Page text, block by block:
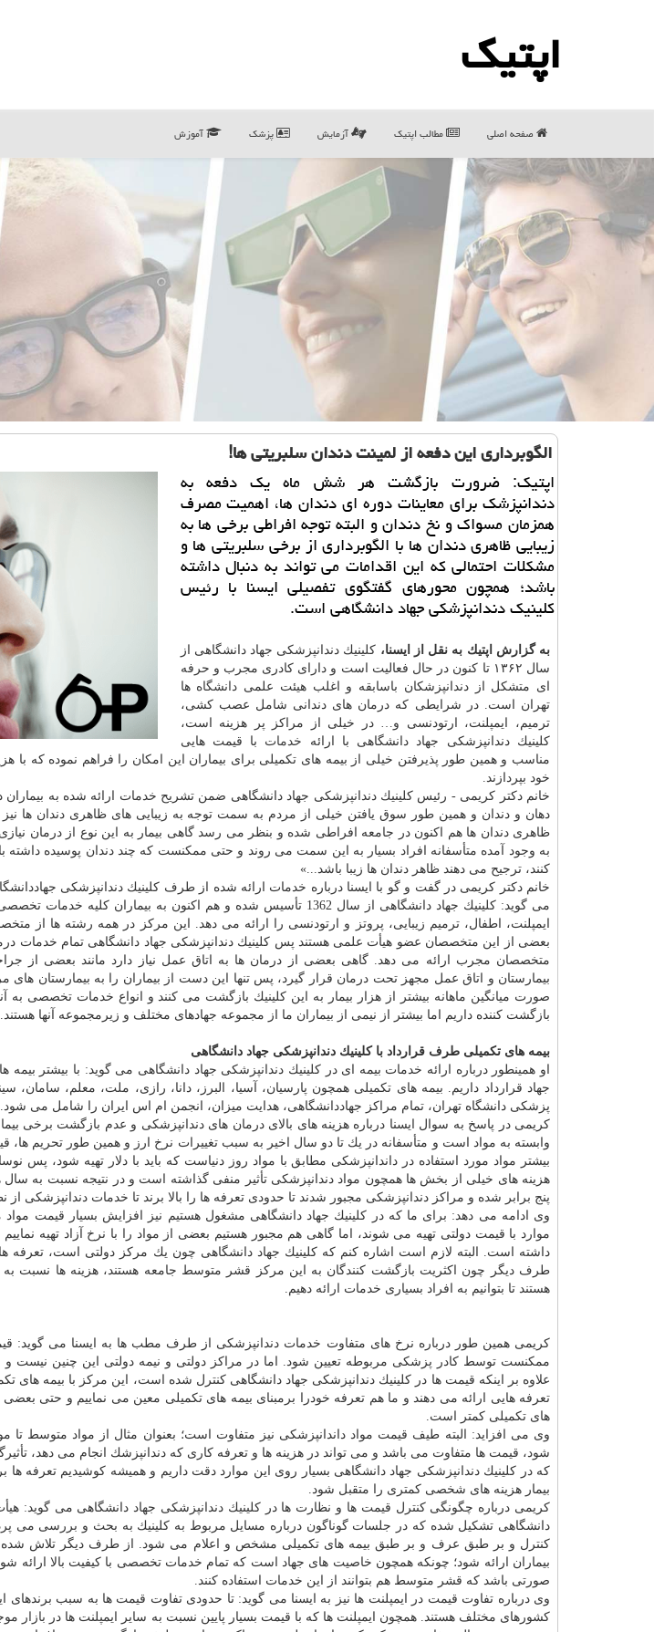
اپتیك
صفحه اصلی مطالب اپتیك آزمایش پزشک آموزش
الگوبرداری این دفعه از لمینت دندان سلبریتی ها!
اپتیك: ضرورت بازگشت هر شش ماه یك دفعه به
دندانپزشك برای معاینات دوره ای دندان ها، اهمیت مصرف
همزمان مسواك و نخ دندان و البته توجه افراطی برخی ها به
زیبایی ظاهری دندان ها با الگوبرداری از برخی سلبریتی ها و
مشكلات احتمالی كه این اقدامات می تواند به دنبال داشته
باشد؛ همچون محورهای گفتگوی تفصیلی ایسنا با رئیس
كلینیك دندانپزشكی جهاد دانشگاهی است.
به گزارش اپتیك به نقل از ایسنا، كلینیك دندانپزشكی جهاد دانشگاهی از
سال ۱۳۶۲ تا كنون در حال فعالیت است و دارای كادری مجرب و حرفه
ای متشكل از دندانپزشكان باسابقه و اغلب هیئت علمی دانشگاه ها
تهران است. در شرایطی كه درمان های دندانی شامل عصب كشی،
ترمیم، ایمپلنت، ارتودنسی و… در خیلی از مراكز پر هزینه است،
كلینیك دندانپزشكی جهاد دانشگاهی با ارائه خدمات با قیمت هایی
مناسب و همین طور پذیرفتن خیلی از بیمه های تكمیلی برای بیماران این امكان را فراهم نموده كه با
خود بپردازند.
خانم دكتر كریمی - رئیس كلینیك دندانپزشكی جهاد دانشگاهی ضمن تشریح خدمات ارائه شده به بیماران
دهان و دندان و همین طور سوق یافتن خیلی از مردم به سمت توجه به زیبایی های ظاهری دندان ها نیز
ظاهری دندان ها هم اكنون در جامعه افراطی شده و بنظر می رسد گاهی بیمار به این نوع از درمان
به وجود آمده متأسفانه افراد بسیار به این سمت می روند و حتی ممكنست كه چند دندان پوسیده داشته
كنند، ترجیح می دهند ظاهر دندان ها زیبا باشد...»
خانم دكتر كریمی در گفت و گو با ایسنا درباره خدمات ارائه شده از طرف كلینیك دندانپزشكی
می گوید: كلینیك جهاد دانشگاهی از سال 1362 تأسیس شده و هم اكنون به
ایمپلنت، اطفال، ترمیم زیبایی، پروتز و ارتودنسی را ارائه می دهد. این مركز در همه رشته ها از
بعضی از این متخصصان عضو هیأت علمی هستند پس كلینیك دندانپزشكی جهاد دانشگاهی تمام خدمات
متخصصان مجرب ارائه می دهد. گاهی بعضی از درمان ها به اتاق عمل نیاز دارد مانند بعضی از
بیمارستان و اتاق عمل مجهز تحت درمان قرار گیرد، پس تنها این دست از بیماران را به بیمارستان
صورت میانگین ماهانه بیشتر از هزار بیمار به این كلینیك بازگشت می كنند و انواع خدمات تخصصی به
بازگشت كننده داریم اما بیشتر از نیمی از بیماران ما از مجموعه جهادهای مختلف و زیرمجموعه آنها هستند.
بیمه های تكمیلی طرف قرارداد با كلینیك دندانپزشكی جهاد دانشگاهی
او همینطور درباره ارائه خدمات بیمه ای در كلینیك دندانپزشكی جهاد دانشگاهی می گوید: با بیشتر
جهاد قرارداد داریم. بیمه های تكمیلی همچون پارسیان، آسیا، البرز، دانا، رازی، ملت، معلم، سامان،
پزشكی دانشگاه تهران، تمام مراكز جهاددانشگاهی، هدایت میزان، انجمن ام اس ایران را شامل می شود.
كریمی در پاسخ به سوال ایسنا درباره هزینه های بالای درمان های دندانپزشكی و عدم بازگشت برخی
وابسته به مواد است و متأسفانه در یك تا دو سال اخیر به سبب تغییرات نرخ ارز و همین طور تحریم ها،
بیشتر مواد مورد استفاده در داندانپزشكی مطابق با مواد روز دنیاست كه باید با دلار تهیه شود، پس
هزینه های خیلی از بخش ها همچون مواد دندانپزشكی تأثیر منفی گذاشته است و در نتیجه نسبت به
پنج برابر شده و مراكز دندانپزشكی مجبور شدند تا حدودی تعرفه ها را بالا برند تا خدمات دندانپزشكی از
وی ادامه می دهد: برای ما كه در كلینیك جهاد دانشگاهی مشغول هستیم نیز افزایش بسیار قیمت
موارد با قیمت دولتی تهیه می شوند، اما گاهی هم مجبور هستیم بعضی از مواد را با نرخ آزاد تهیه
داشته است. البته لازم است اشاره كنم كه كلینیك جهاد دانشگاهی چون یك مركز دولتی است، تعرفه
طرف دیگر چون اكثریت بازگشت كنندگان به این مركز قشر متوسط جامعه هستند، هزینه ها نسبت
هستند تا بتوانیم به افراد بسیاری خدمات ارائه دهیم.
كریمی همین طور درباره نرخ های متفاوت خدمات دندانپزشكی از طرف مطب ها به ایسنا می
ممكنست توسط كادر پزشكی مربوطه تعیین شود. اما در مراكز دولتی و نیمه دولتی این چنین نیست
علاوه بر اینكه قیمت ها در كلینیك دندانپزشكی جهاد دانشگاهی كنترل شده است، این مركز با بیمه های
تعرفه هایی ارائه می دهند و ما هم تعرفه خودرا برمبنای بیمه های تكمیلی معین می نماییم و حتی بعضی
های تكمیلی كمتر است.
وی می افزاید: البته طیف قیمت مواد داندانپزشكی نیز متفاوت است؛ بعنوان مثال از مواد متوسط
شود، قیمت ها متفاوت می باشد و می تواند در هزینه ها و تعرفه كاری كه دندانپزشك انجام می دهد،
كه در كلینیك دندانپزشكی جهاد دانشگاهی بسیار روی این موارد دقت داریم و همیشه كوشیدیم تعرفه ها
بیمار هزینه های شخصی كمتری را متقبل شود.
كریمی درباره چگونگی كنترل قیمت ها و نظارت ها در كلینیك دندانپزشكی جهاد دانشگاهی می گوید:
دانشگاهی تشكیل شده كه در جلسات گوناگون درباره مسایل مربوط به كلینیك به بحث و بررسی می
كنترل و بر طبق عرف و بر طبق بیمه های تكمیلی مشخص و اعلام می شود. از طرف دیگر تلاش شده
بیماران ارائه شود؛ چونكه همچون خاصیت های جهاد است كه تمام خدمات تخصصی با كیفیت بالا ارائه
صورتی باشد كه قشر متوسط هم بتوانند از این خدمات استفاده كنند.
وی درباره تفاوت قیمت در ایمپلنت ها نیز به ایسنا می گوید: تا حدودی تفاوت قیمت ها به سبب
كشورهای مختلف هستند. همچون ایمپلنت ها كه با قیمت بسیار پایین نسبت به سایر ایمپلنت ها در بازار